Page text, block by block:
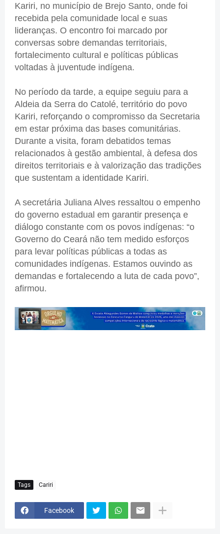
Kariri, no município de Brejo Santo, onde foi
recebida pela comunidade local e suas
lideranças. O encontro foi marcado por
conversas sobre demandas territoriais,
fortalecimento cultural e políticas públicas
voltadas à juventude indígena.
No período da tarde, a equipe seguiu para a
Aldeia da Serra do Catolé, território do povo
Kariri, reforçando o compromisso da Secretaria
em estar próxima das bases comunitárias.
Durante a visita, foram debatidos temas
relacionados à gestão ambiental, à defesa dos
direitos territoriais e à valorização das tradições
que sustentam a identidade Kariri.
A secretária Juliana Alves ressaltou o empenho
do governo estadual em garantir presença e
diálogo constante com os povos indígenas: “o
Governo do Ceará não tem medido esforços
para levar políticas públicas a todas as
comunidades indígenas. Estamos ouvindo as
demandas e fortalecendo a luta de cada povo”,
afirmou.
Tags Cariri
Facebook